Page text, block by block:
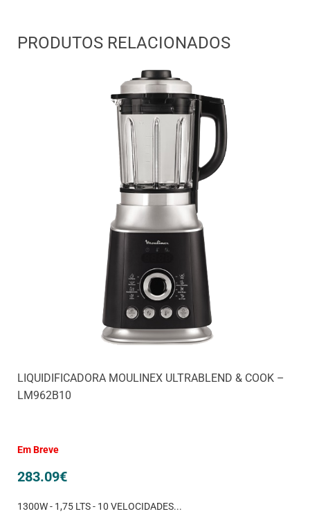
PRODUTOS RELACIONADOS
LIQUIDIFICADORA MOULINEX ULTRABLEND & COOK –
LM962B10
Em Breve
283.09€
1300W - 1,75 LTS - 10 VELOCIDADES...